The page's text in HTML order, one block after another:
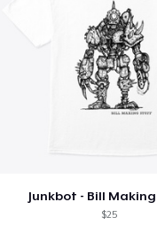
Junkbot - Bill
$25